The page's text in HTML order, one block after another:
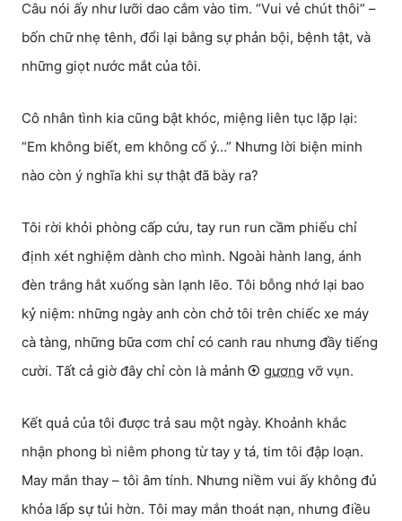
Câu nói ấy như lưỡi dao cắm vào tim. “Vui vẻ chút thôi” –
bốn chữ nhẹ tênh, đổi lại bằng sự phản bội, bệnh tật, và
những giọt nước mắt của tôi.
Cô nhân tình kia cũng bật khóc, miệng liên tục lặp lại:
“Em không biết, em không cố ý…” Nhưng lời biện minh
nào còn ý nghĩa khi sự thật đã bày ra?
Tôi rời khỏi phòng cấp cứu, tay run run cầm phiếu chỉ
định xét nghiệm dành cho mình. Ngoài hành lang, ánh
đèn trắng hắt xuống sàn lạnh lẽo. Tôi bỗng nhớ lại bao
kỷ niệm: những ngày anh còn chở tôi trên chiếc xe máy
cà tàng, những bữa cơm chỉ có canh rau nhưng đầy tiếng
cười. Tất cả giờ đây chỉ còn là mảnh
gương vỡ vụn.
Kết quả của tôi được trả sau một ngày. Khoảnh khắc
nhận phong bì niêm phong từ tay y tá, tim tôi đập loạn.
May mắn thay – tôi âm tính. Nhưng niềm vui ấy không đủ
khỏa lấp sự tủi hờn. Tôi may mắn thoát nạn, nhưng điều